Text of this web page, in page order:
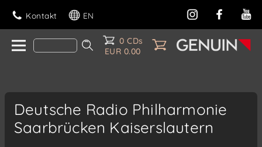
Kontakt EN
0 CDs
EUR 0.00
Deutsche Radio Philharmonie
Saarbrücken Kaiserslautern